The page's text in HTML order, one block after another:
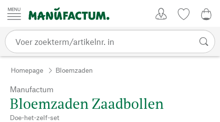
Passer au contenu
Homepage Bloemzaden
Manufactum
Bloemzaden Zaadbollen
Doe-het-zelf-set